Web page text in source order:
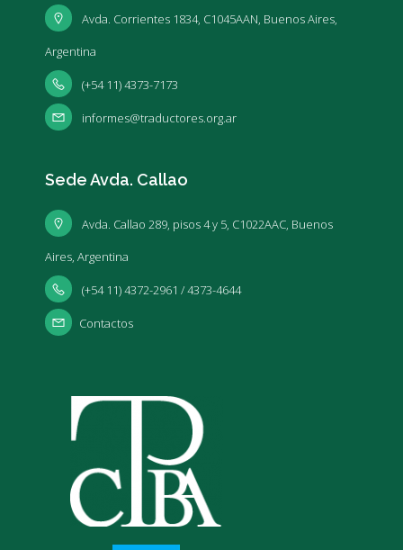
Avda. Corrientes 1834, C1045AAN, Buenos Aires,
Argentina
(+54 11) 4373-7173
informes@traductores.org.ar
Sede Avda. Callao
Avda. Callao 289, pisos 4 y 5, C1022AAC, Buenos
Aires, Argentina
(+54 11) 4372-2961 / 4373-4644
Contactos